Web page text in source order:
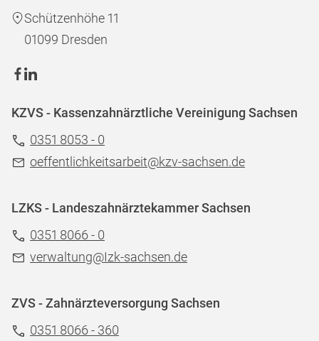
Schützenhöhe 11
01099 Dresden
KZVS - Kassenzahnärztliche Vereinigung Sachsen
0351 8053 - 0
oeffentlichkeitsarbeit@kzv-sachsen.de
LZKS - Landeszahnärztekammer Sachsen
0351 8066 - 0
verwaltung@Izk-sachsen.de
ZVS - Zahnärzteversorgung Sachsen
0351 8066 - 360